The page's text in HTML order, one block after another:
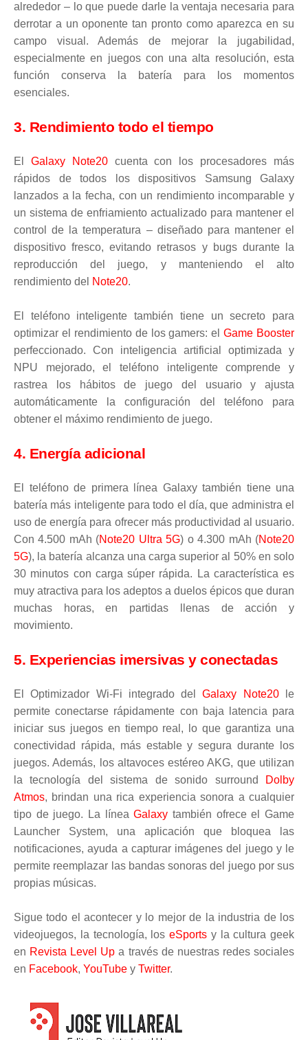
alrededor – lo que puede darle la ventaja necesaria para
derrotar a un oponente tan pronto como aparezca en su
campo visual. Además de mejorar la jugabilidad,
especialmente en juegos con una alta resolución, esta
función conserva la batería para los momentos
esenciales.
3. Rendimiento todo el tiempo
El Galaxy Note20cuenta con los procesadores más
rápidos de todos los dispositivos Samsung Galaxy
lanzados a la fecha, con un rendimiento incomparable y
un sistema de enfriamiento actualizado para mantener el
control de la temperatura – diseñado para mantener el
dispositivo fresco, evitando retrasos y bugs durante la
reproducción del juego, y manteniendo el alto
rendimiento del Note20.
El teléfono inteligente también tiene un secreto para
optimizar el rendimiento de los gamers: elGame Booster
perfeccionado. Con inteligencia artificial optimizada y
NPU mejorado, el teléfono inteligente comprende y
rastrea los hábitos de juego del usuario y ajusta
automáticamente la configuración del teléfono para
obtener el máximo rendimiento de juego.
4. Energía adicional
El teléfono de primera línea Galaxy también tiene una
batería más inteligente para todo el día, que administra el
uso de energía para ofrecer más productividad al usuario.
Con 4.500 mAh (Note20 Ultra 5G) o 4.300 mAh (Note20
5G), la batería alcanza una carga superior al 50% en solo
30 minutos con carga súper rápida. La característica es
muy atractiva para los adeptos a duelos épicos que duran
muchas horas, en partidas llenas de acción y
movimiento.
5. Experiencias imersivas y conectadas
El Optimizador Wi-Fi integrado delGalaxy Note20le
permite conectarse rápidamente con baja latencia para
iniciar sus juegos en tiempo real, lo que garantiza una
conectividad rápida, más estable y segura durante los
juegos. Además, los altavoces estéreo AKG, que utilizan
la tecnología del sistema de sonido surround
Dolby
Atmos, brindan una rica experiencia sonora a cualquier
tipo de juego. La líneaGalaxy también ofrece el Game
Launcher System, una aplicación que bloquea las
notificaciones, ayuda a capturar imágenes del juego y le
permite reemplazar las bandas sonoras del juego por sus
propias músicas.
Sigue todo el acontecer y lo mejor de la industria de los
videojuegos, la tecnología, los eSports y la cultura geek
en Revista Level Up a través de nuestras redes sociales
en Facebook, YouTube y Twitter.